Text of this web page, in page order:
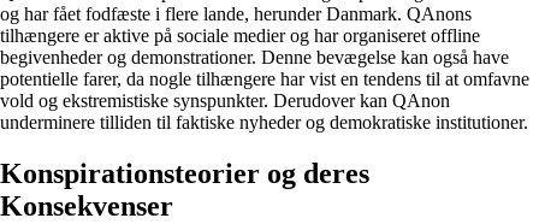
og har fået fodfæste i flere lande, herunder Danmark. QAnons
tilhængere er aktive på sociale medier og har organiseret offline
begivenheder og demonstrationer. Denne bevægelse kan også have
potentielle farer, da nogle tilhængere har vist en tendens til at omfavne
vold og ekstremistiske synspunkter. Derudover kan QAnon
underminere tilliden til faktiske nyheder og demokratiske institutioner.
Konspirationsteorier og deres
Konsekvenser